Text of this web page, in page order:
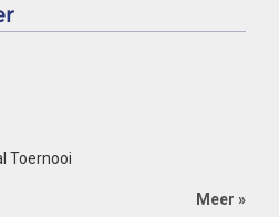
Toernooi
Meer »